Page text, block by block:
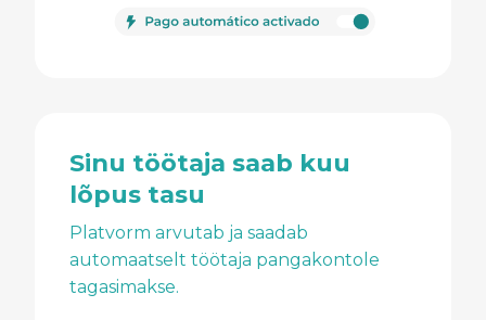
Sinu töötaja saab kuu
lõpus tasu
Platvorm arvutab ja saadab
automaatselt töötaja pangakontole
tagasimakse.